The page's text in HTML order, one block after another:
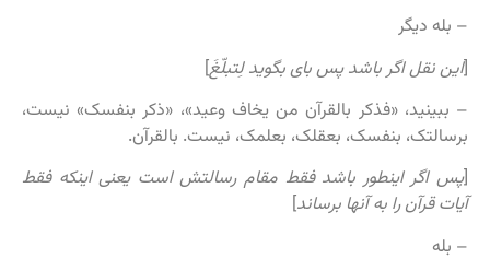
– بله دیگر
[این نقل اگر باشد پس بای بگوید لِتبلّغَ]
– ببینید، «فذکر بالقرآن من یخاف وعید»، «ذکر بنفسک» نیست،
برسالتک، بنفسک، بعقلک، بعلمک، نیست. بالقرآن.
[پس اگر اینطور باشد فقط مقام رسالتش است یعنی اینکه فقط
آیات قرآن را به آنها برساند]
– بله